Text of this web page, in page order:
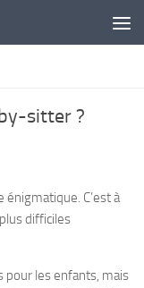
sitter ?
C’est à
difficiles
les enfants, mais